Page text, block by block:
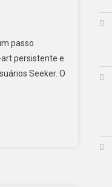
passo
persistente e
Seeker. O